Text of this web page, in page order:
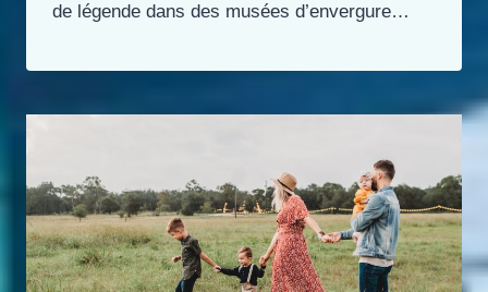
de légende dans des musées d’envergure…